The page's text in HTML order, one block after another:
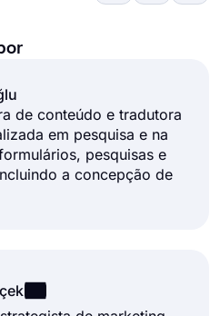
de conteúdo e tradutora
em pesquisa e na
pesquisas e
a concepção de